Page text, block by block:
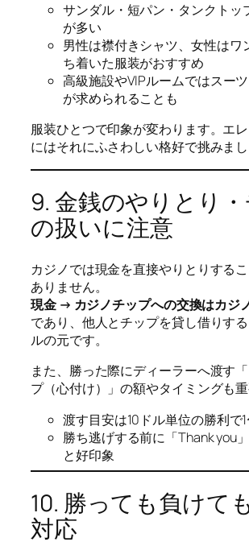
サンダル・短パン・タンクトッ
が多い
男性は襟付きシャツ、女性はワ
ち着いた服装がおすすめ
高級施設やVIPルームではスー
が求められることも
服装ひとつで印象が変わります。エ
にはそれにふさわしい格好で挑みまし
9. 金銭のやりとり
の扱いに注意
カジノでは現金を直接やりとりする
ありません。
現金 → カジノチップへの交換はカジ
であり、他人とチップを貸し借りす
ルの元です。
また、勝った際にディーラーへ渡す
プ（心付け）」の額やタイミングも重
渡す目安は10ドル単位の勝利で
勝ち逃げする前に「Thank you
と好印象
10. 勝っても負けて
対応